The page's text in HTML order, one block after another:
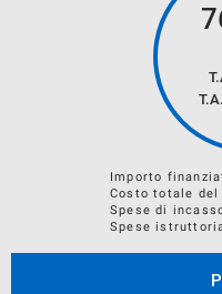
Acquistiamo il tuo
Se Desideri Vendere il
Per ricevere laImporto
Costo totale
Spese di
Spese